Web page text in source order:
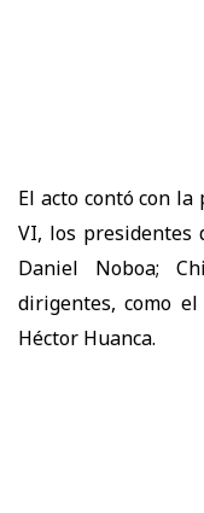
El acto contó con la
VI, los presidentes
Daniel Noboa;
dirigentes, como
Héctor Huanca.